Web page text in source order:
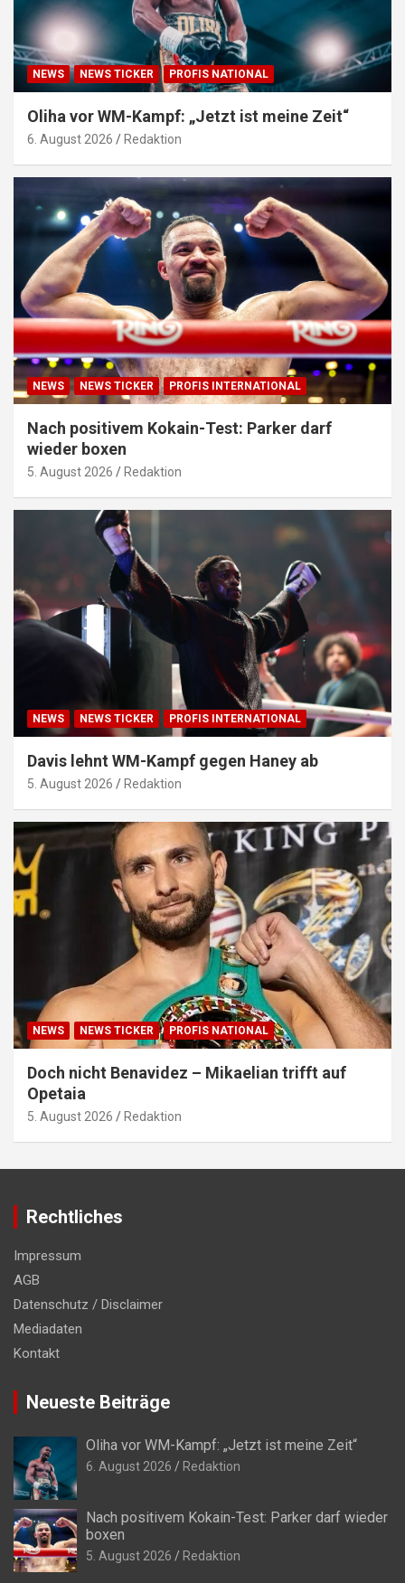
NEWS NEWS TICKER PROFIS NATIONAL
Oliha vor WM-Kampf: „Jetzt ist meine Zeit“
6. August 2026 Redaktion
NEWS NEWS TICKER PROFIS INTERNATIONAL
Nach positivem Kokain-Test: Parker darf
wieder boxen
5. August 2026 Redaktion
NEWS NEWS TICKER PROFIS INTERNATIONAL
Davis lehnt WM-Kampf gegen Haney ab
5. August 2026 Redaktion
NEWS NEWS TICKER PROFIS NATIONAL
Doch nicht Benavidez – Mikaelian trifft auf
Opetaia
5. August 2026 Redaktion
Rechtliches
Impressum
AGB
Datenschutz / Disclaimer
Mediadaten
Kontakt
Neueste Beiträge
Oliha vor WM-Kampf: „Jetzt ist meine Zeit“
6. August 2026 Redaktion
Nach positivem Kokain-Test: Parker darf wieder
boxen
5. August 2026 Redaktion